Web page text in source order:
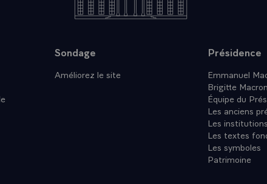
Sondage
Améliorez le site
Présidence
Emmanuel
Brigitte Macron
Équipe du
Les anciens
Les institutions
Les textes
Les symboles
Patrimoine